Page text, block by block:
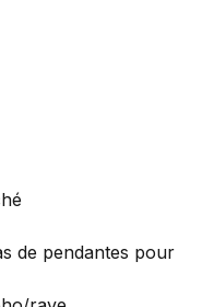
de pendantes pour